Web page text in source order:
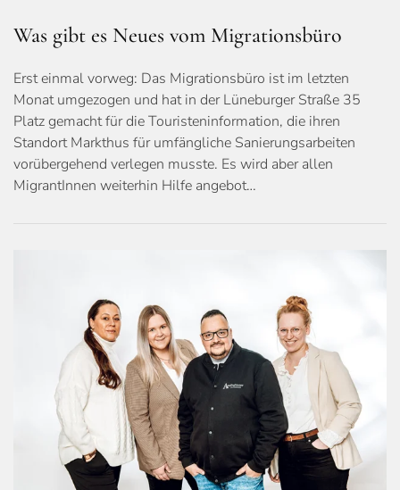
Was gibt es Neues vom Migrationsbüro
Erst einmal vorweg: Das Migrationsbüro ist im letzten
Monat umgezogen und hat in der Lüneburger Straße 35
Platz gemacht für die Touristeninformation, die ihren
Standort Markthus für umfängliche Sanierungsarbeiten
vorübergehend verlegen musste. Es wird aber allen
MigrantInnen weiterhin Hilfe angebot…